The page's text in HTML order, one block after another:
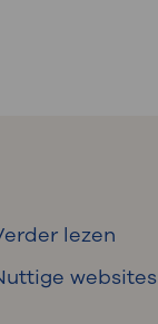
lezen
websites